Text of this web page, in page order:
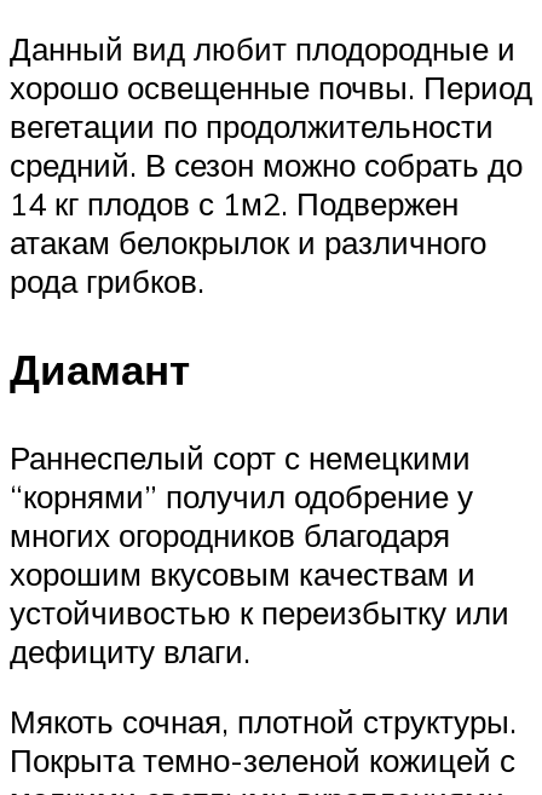
Данный вид любит плодородные и
хорошо освещенные почвы. Период
вегетации по продолжительности
средний. В сезон можно собрать до
14 кг плодов с 1м2. Подвержен
атакам белокрылок и различного
рода грибков.
Диамант
Раннеспелый сорт с немецкими
“корнями” получил одобрение у
многих огородников благодаря
хорошим вкусовым качествам и
устойчивостью к переизбытку или
дефициту влаги.
Мякоть сочная, плотной структуры.
Покрыта темно-зеленой кожицей с